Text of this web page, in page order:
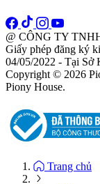
@ CÔNG TY
Giấy phép đăng ký
04/05/2022 - Tại Sở
Copyright © 2026
Piony House.
Trang chủ